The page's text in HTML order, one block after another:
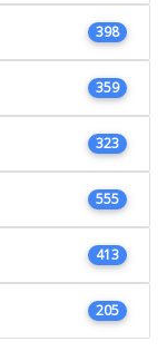
398
359
323
555
413
205